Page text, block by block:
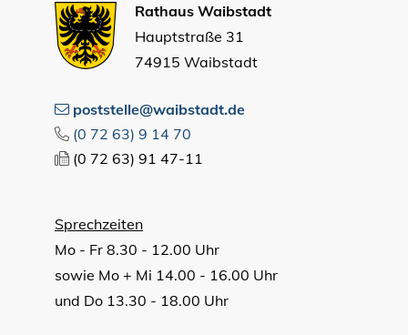
Rathaus Waibstadt
Hauptstraße 31
74915 Waibstadt
poststelle@waibstadt.de
(0 72 63) 9 14 70
(0 72 63) 91 47-11
Sprechzeiten
Mo - Fr 8.30 - 12.00 Uhr
sowie Mo + Mi 14.00 - 16.00 Uhr
und Do 13.30 - 18.00 Uhr